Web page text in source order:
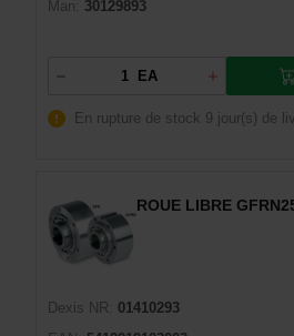
Man:
30129893
EA
En rupture de stock 9 jour(s) de
ROUE LIBRE
Dexis NR:
01410293